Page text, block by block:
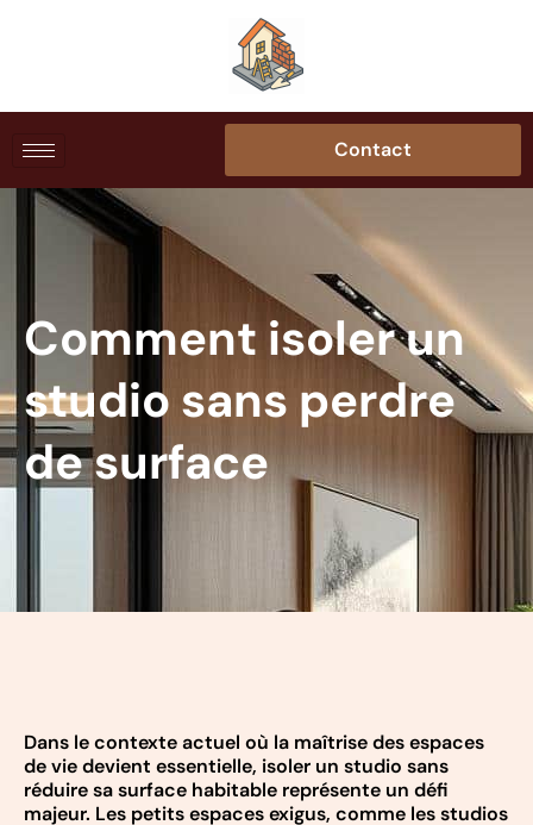
Contact
Comment isoler un
studio sans perdre
de surface
Dans le contexte actuel où la maîtrise des espaces
de vie devient essentielle, isoler un studio sans
réduire sa surface habitable représente un défi
majeur. Les petits espaces exigus, comme les studios